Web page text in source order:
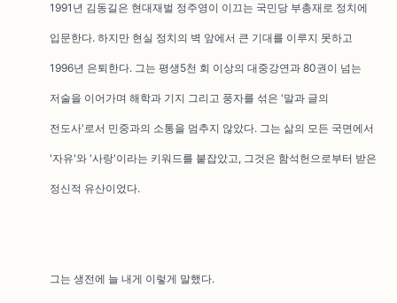
1991년 김동길은 현대재벌 정주영이 이끄는 국민당 부총재로 정치에
입문한다. 하지만 현실 정치의 벽 앞에서 큰 기대를 이루지 못하고
1996년 은퇴한다. 그는 평생5천 회 이상의 대중강연과 80권이 넘는
저술을 이어가며 해학과 기지 그리고 풍자를 섞은 '말과 글의
전도사'로서 민중과의 소통을 멈추지 않았다. 그는 삶의 모든 국면에서
'자유'와 '사랑'이라는 키워드를 붙잡았고, 그것은 함석헌으로부터 받은
정신적 유산이었다.
그는 생전에 늘 내게 이렇게 말했다.